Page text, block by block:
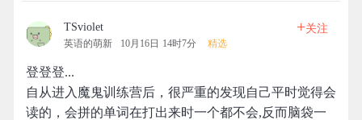
TSviolet
英语的萌新 10月16日 14时7分 精选
+关注
登登登...
自从进入魔鬼训练营后，很严重的发现自己平时觉得会
读的，会拼的单词在打出来时一个都不会,反而脑袋一